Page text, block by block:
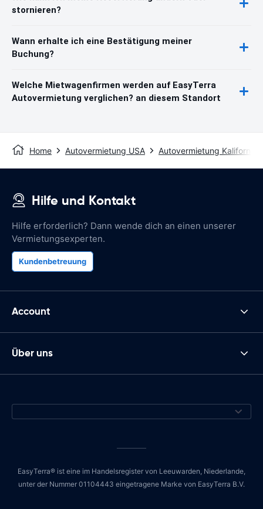
stornieren?
Wann erhalte ich eine Bestätigung meiner
Buchung?
Welche Mietwagenfirmen werden auf EasyTerra
Autovermietung verglichen? an diesem Standort
Home Autovermietung USA Autovermietung Kalifornien
Hilfe und Kontakt
Hilfe erforderlich? Dann wende dich an einen unserer
Vermietungsexperten.
Kundenbetreuung
Account
Über uns
EasyTerra® ist eine im Handelsregister von Leeuwarden, Niederlande,
unter der Nummer 01104443 eingetragene Marke von EasyTerra B.V.